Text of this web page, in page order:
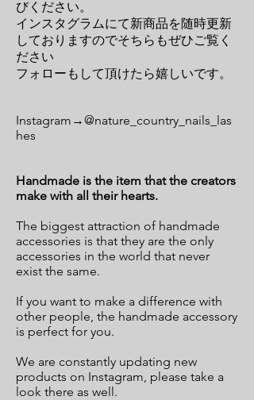
びください。
インスタグラムにて新商品を随時更新
しておりますのでそちらもぜひご覧く
ださい
フォローもして頂けたら嬉しいです。
Instagram→@nature_country_nails_las
hes
Handmade is the item that the creators
make with all their hearts.
The biggest attraction of handmade
accessories is that they are the only
accessories in the world that never
exist the same.
If you want to make a difference with
other people, the handmade accessory
is perfect for you.
We are constantly updating new
products on Instagram, please take a
look there as well.